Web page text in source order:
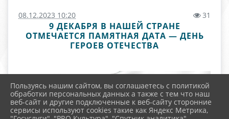
08.12.2023 10:20 31
9 ДЕКАБРЯ В НАШЕЙ СТРАНЕ
ОТМЕЧАЕТСЯ ПАМЯТНАЯ ДАТА — ДЕНЬ
ГЕРОЕВ ОТЕЧЕСТВА
Пользуясь нашим сайтом, вы соглашаетесь с политикой
обработки персональных данных а также с тем что наш
веб-сайт и другие подключенные к веб-сайту сторонние
сервисы используют cookies такие как Яндекс Метрика,